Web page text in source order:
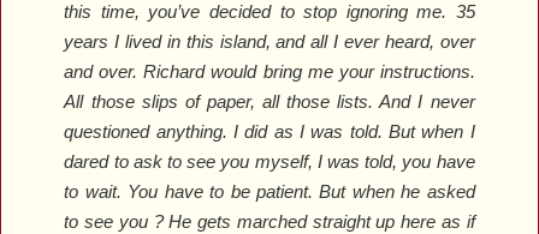
this time, you’ve decided to stop ignoring me. 35
years I lived in this island, and all I ever heard, over
and over. Richard would bring me your instructions.
All those slips of paper, all those lists. And I never
questioned anything. I did as I was told. But when I
dared to ask to see you myself, I was told, you have
to wait. You have to be patient. But when he asked
to see you ? He gets marched straight up here as if